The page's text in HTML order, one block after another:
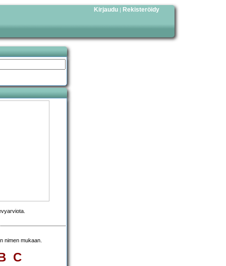
Kirjaudu | Rekisteröidy
nimen mukaan.
C